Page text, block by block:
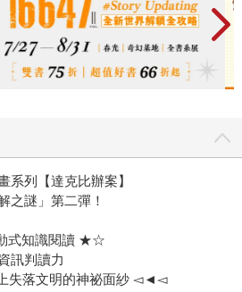
系列【達克比辦案】
之謎」第二彈！
式知識閱讀 ★☆
訊判讀力
失落文明的神祕面紗 ◅◄◅